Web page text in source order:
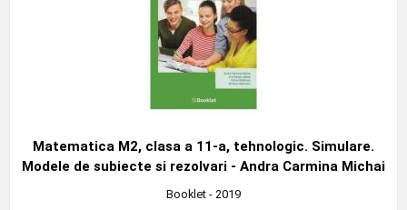
Matematica M2, clasa a 11-a, tehnologic. Simulare.
Modele de subiecte si rezolvari - Andra Carmina Michai
Booklet - 2019